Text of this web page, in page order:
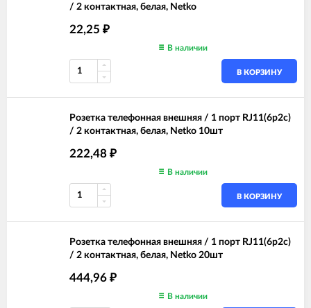
/ 2 контактная, белая, Netko
22,25 ₽
В наличии
В КОРЗИНУ
Розетка телефонная внешняя / 1 порт RJ11(6p2c)
/ 2 контактная, белая, Netko 10шт
222,48 ₽
В наличии
В КОРЗИНУ
Розетка телефонная внешняя / 1 порт RJ11(6p2c)
/ 2 контактная, белая, Netko 20шт
444,96 ₽
В наличии